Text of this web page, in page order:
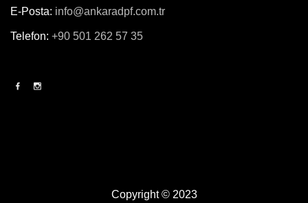
E-Posta: info@ankaradpf.com.tr
Telefon: +90 501 262 57 35
Copyright © 2023